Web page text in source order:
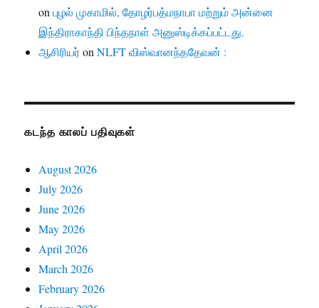
onபுழல் முகாமில், தோழர்பத்மநாபா மற்றும் அன்னை
இந்திராகாந்தி பிந்தநாள் அனுஸ்டிக்கப்பட்டது.
ஆசிரியர்onNLFT விஸ்வானந்ததேவன் :
கடந்த காலப் பதிவுகள்
August 2026
July 2026
June 2026
May 2026
April 2026
March 2026
February 2026